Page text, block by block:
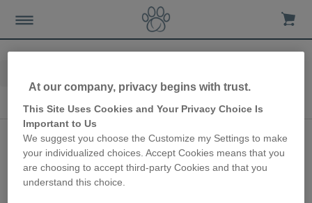
Soin de chien en extérieur
Comment construire
un petit parcours
d'Agility dans votre
At our company, privacy begins with trust.
This Site Uses Cookies and Your Privacy Choice Is
Important to Us
We suggest you choose the Customize my Settings to make
your individualized choices. Accept Cookies means that you
are choosing to accept third-party Cookies and that you
understand this choice.